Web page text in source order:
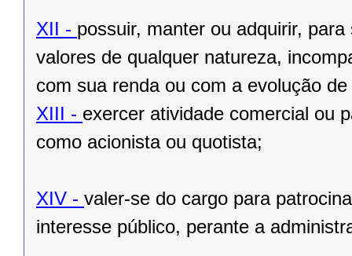
XII - possuir, manter ou adquirir,
valores de qualquer natureza,
com sua renda ou com a evolução
XIII - exercer atividade comercial ou
como acionista ou quotista;
XIV - valer-se do cargo para
interesse público, perante a